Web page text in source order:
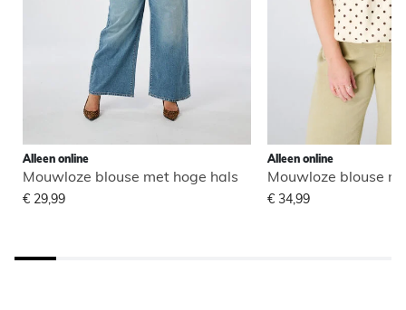
Alleen online
Mouwloze blouse met hoge hals
€ 29,99
Alleen online
Mouwloze blouse
€ 34,99